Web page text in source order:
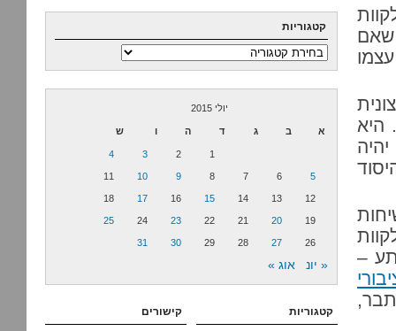
שאם
היא
–
קטגוריות
קטגוריות
יולי 2015
א ב ג ד ה ו ש
1
2
3
4
5
6
7
8
9
10
11
12
13
14
15
16
17
18
19
20
21
22
23
24
25
26
27
28
29
30
31
« יונ אוג »
קטגוריות קישורים